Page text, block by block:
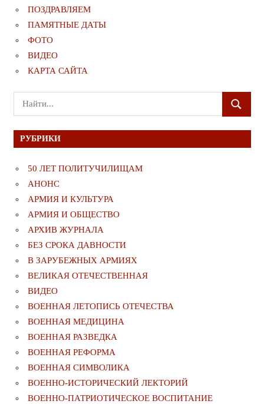
ПОЗДРАВЛЯЕМ
ПАМЯТНЫЕ ДАТЫ
ФОТО
ВИДЕО
КАРТА САЙТА
Поиск
для:
ПОИСК
РУБРИКИ
50 ЛЕТ ПОЛИТУЧИЛИЩАМ
АНОНС
АРМИЯ И КУЛЬТУРА
АРМИЯ И ОБЩЕСТВО
АРХИВ ЖУРНАЛА
БЕЗ СРОКА ДАВНОСТИ
В ЗАРУБЕЖНЫХ АРМИЯХ
ВЕЛИКАЯ ОТЕЧЕСТВЕННАЯ
ВИДЕО
ВОЕННАЯ ЛЕТОПИСЬ ОТЕЧЕСТВА
ВОЕННАЯ МЕДИЦИНА
ВОЕННАЯ РАЗВЕДКА
ВОЕННАЯ РЕФОРМА
ВОЕННАЯ СИМВОЛИКА
ВОЕННО-ИСТОРИЧЕСКИЙ ЛЕКТОРИЙ
ВОЕННО-ПАТРИОТИЧЕСКОЕ ВОСПИТАНИЕ